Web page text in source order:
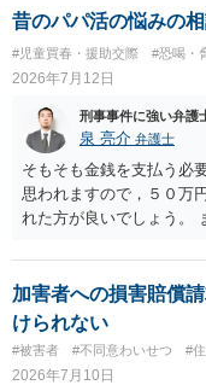
昔のパパ活の悩みの
#児童買春・援助交際 #恐喝・
2026年7月12日
刑事事件に強い弁護
泉 亮介 弁護士
そもそも金銭を支払う必
思われますので，５０万
れた方が良いでしょう。
面を作成したうえで支払
相談をされた方が良いか
加害者への損害賠償
けられない
#被害者 #不同意わいせつ #
2026年7月10日